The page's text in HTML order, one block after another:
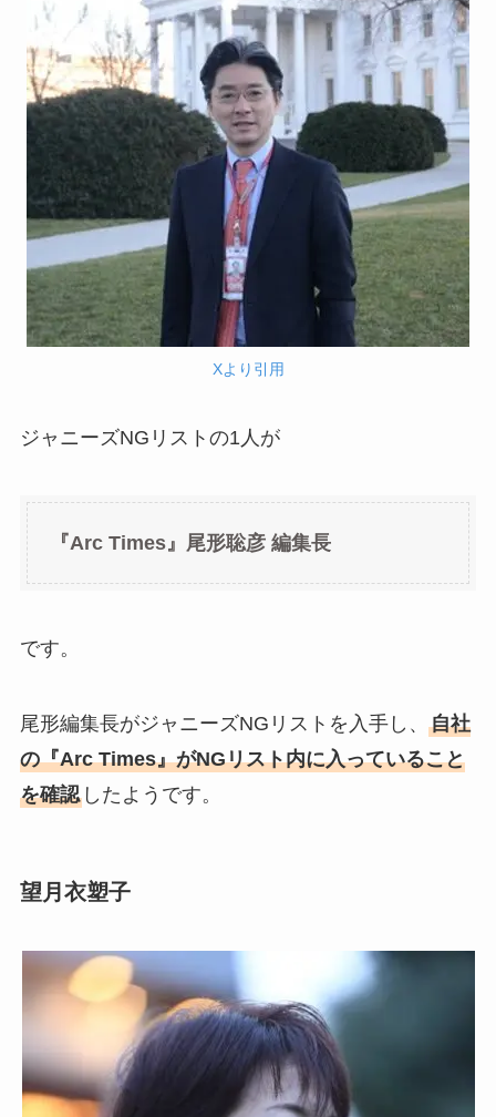
Xより引用
ジャニーズNGリストの1人が
『Arc Times』尾形聡彦 編集長
です。
尾形編集長がジャニーズNGリストを入手し、 自社
の『Arc Times』がNGリスト内に入っていること
を確認したようです。
望月衣塑子